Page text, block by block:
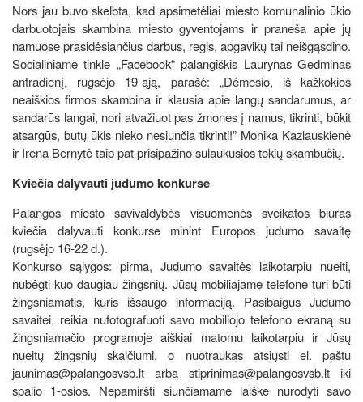
Nors jau buvo skelbta, kad apsimetėliai miesto komunalinio ūkio
darbuotojais skambina miesto gyventojams ir praneša apie jų
namuose prasidėsiančius darbus, regis, apgavikų tai neišgąsdino.
Socialiniame tinkle „Facebook“ palangiškis Laurynas Gedminas
antradienį, rugsėjo 19-ąją, parašė: „Dėmesio, iš kažkokios
neaiškios firmos skambina ir klausia apie langų sandarumus, ar
sandarūs langai, nori atvažiuot pas žmones į namus, tikrinti, būkit
atsargūs, butų ūkis nieko nesiunčia tikrinti!” Monika Kazlauskienė
ir Irena Bernytė taip pat prisipažino sulaukusios tokių skambučių.
Kviečia dalyvauti judumo konkurse
Palangos miesto savivaldybės visuomenės sveikatos biuras
kviečia dalyvauti konkurse minint Europos judumo savaitę
(rugsėjo 16-22 d.).
Konkurso sąlygos: pirma, Judumo savaitės laikotarpiu nueiti,
nubėgti kuo daugiau žingsnių. Jūsų mobiliajame telefone turi būti
žingsniamatis, kuris išsaugo informaciją. Pasibaigus Judumo
savaitei, reikia nufotografuoti savo mobiliojo telefono ekraną su
žingsniamačio programoje aiškiai matomu laikotarpiu ir Jūsų
nueitų žingsnių skaičiumi, o nuotraukas atsiųsti el. paštu
jaunimas@palangosvsb.lt arba stiprinimas@palangosvsb.lt iki
spalio 1-osios. Nepamiršti siunčiamame laiške nurodyti savo